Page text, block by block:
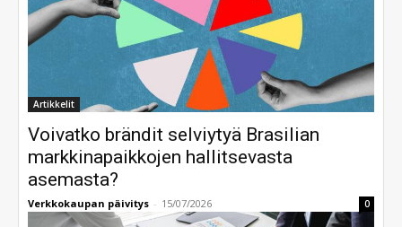
Artikkelit
Voivatko brändit selviytyä Brasilian
markkinapaikkojen hallitsevasta
asemasta?
Verkkokaupan päivitys - 15/07/2026 0